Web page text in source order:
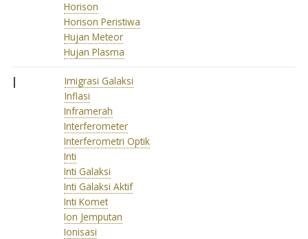
Horison
Horison Peristiwa
Hujan Meteor
Hujan Plasma
I
Imigrasi Galaksi
Inflasi
Inframerah
Interferometer
Interferometri Optik
Inti
Inti Galaksi
Inti Galaksi Aktif
Inti Komet
Ion Jemputan
Ionisasi